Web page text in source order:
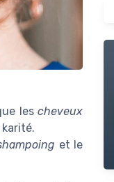
les cheveux
et le